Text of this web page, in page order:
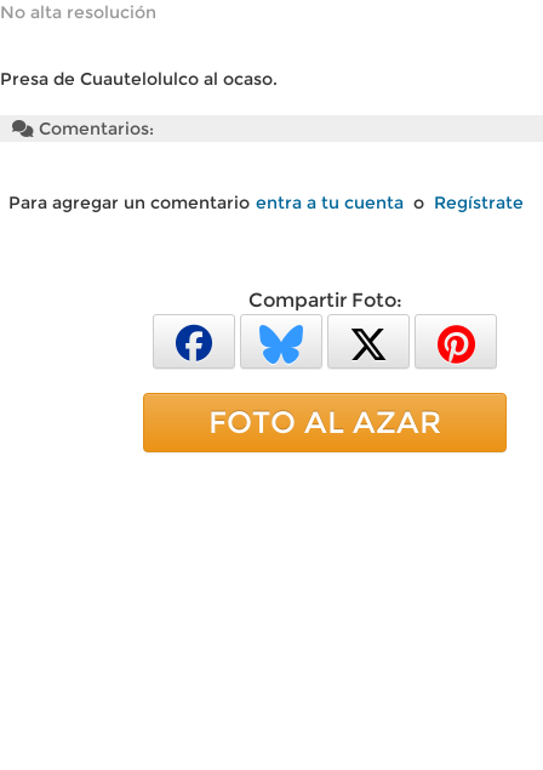
No alta resolución
Presa de Cuautelolulco al ocaso.
Comentarios:
Para agregar un comentario entra a tu cuenta o Regístrate
Compartir Foto:
FOTO AL AZAR